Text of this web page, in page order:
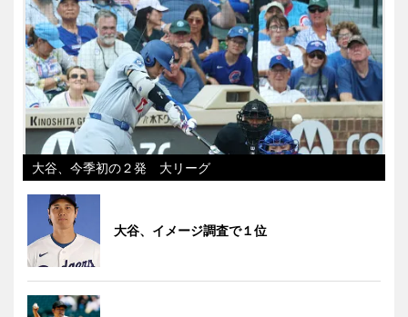
大谷、今季初の２発 大リーグ
大谷、イメージ調査で１位